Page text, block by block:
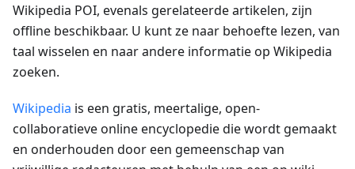
Wikipedia POI, evenals gerelateerde artikelen, zijn
offline beschikbaar. U kunt ze naar behoefte lezen, van
taal wisselen en naar andere informatie op Wikipedia
zoeken.
Wikipedia is een gratis, meertalige, open-
collaboratieve online encyclopedie die wordt gemaakt
en onderhouden door een gemeenschap van